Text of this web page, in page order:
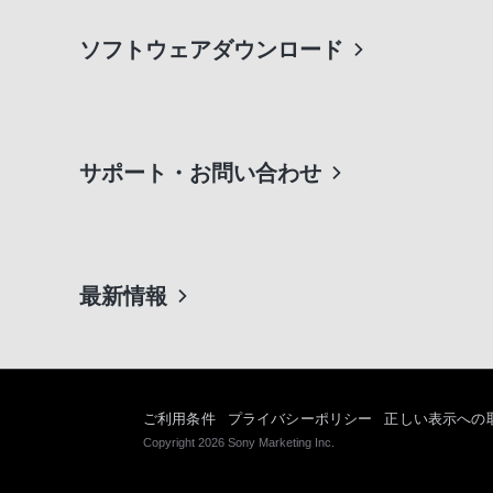
ソフトウェアダウンロード
サポート・お問い合わせ
最新情報
ご利用条件 プライバシーポリシー 正しい表示への
Copyright 2026 Sony Marketing Inc.